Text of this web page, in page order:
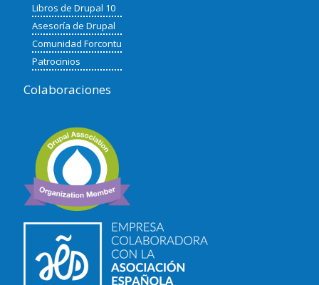
Libros de Drupal 10
Asesoría de Drupal
Comunidad Forcontu
Patrocinios
Colaboraciones